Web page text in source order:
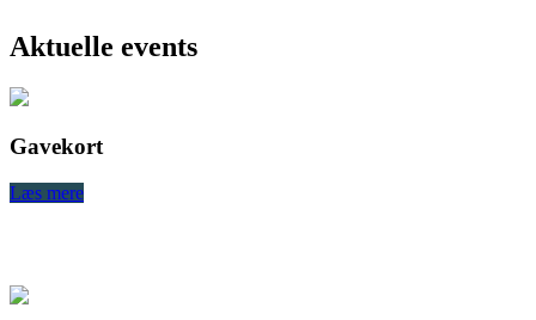
Aktuelle events
Gavekort
Læs mere